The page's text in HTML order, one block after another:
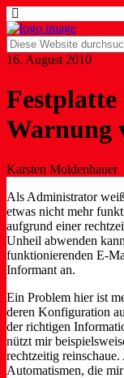
16. August 2010
Warnung
Karsten Moldenhauer
Als Administrator
etwas nicht mehr
aufgrund einer
Unheil abwenden
funktionierenden E-
Informant an.
Ein Problem hier ist
deren Konfiguration
der richtigen
nützt mir
rechtzeitig
Automatismen, die